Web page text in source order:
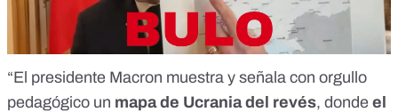
“El presidente Macron muestra y señala con orgullo
pedagógico un mapa de Ucrania del revés, donde el